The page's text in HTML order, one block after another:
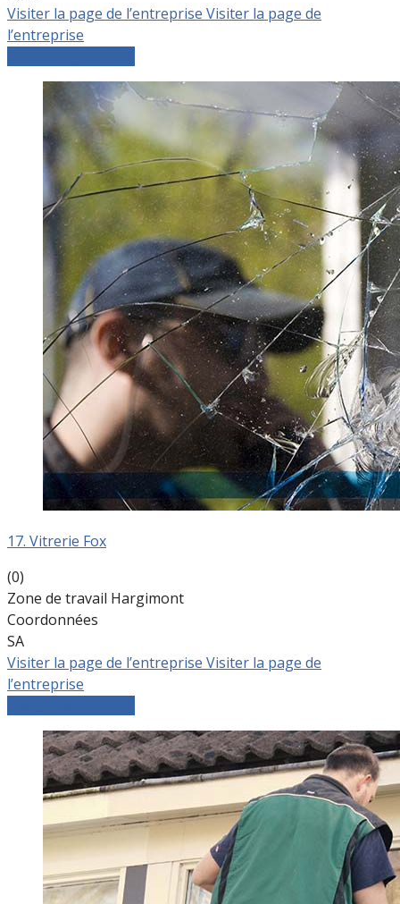
Visiter la page de l’entreprise Visiter la page de
l’entreprise
17. Vitrerie Fox
(0)
Zone de travail Hargimont
Coordonnées
SA
Visiter la page de l’entreprise Visiter la page de
l’entreprise